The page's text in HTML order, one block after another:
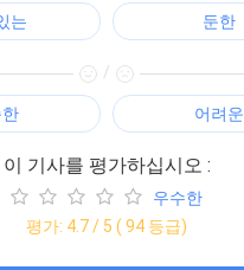
는 둔한
/
어려운
이 기사를 평가하십시오 :
우수한
평가: 4.7/ 5 ( 94 등급)